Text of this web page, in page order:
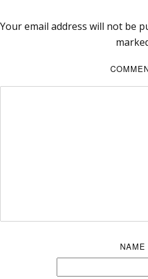
Your email address will not be
NAME